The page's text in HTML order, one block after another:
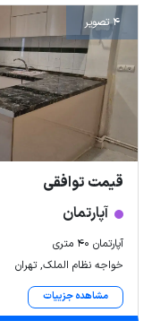
4 تصویر
قیمت توافقی
آپارتمان
آپارتمان ۴۰ متری
خواجه نظام الملک, تهران
مشاهده جزییات